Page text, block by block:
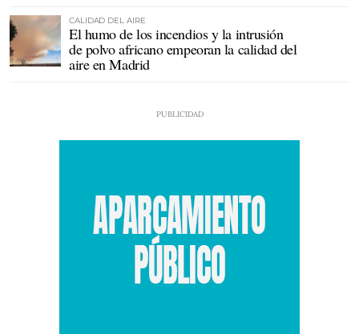
CALIDAD DEL AIRE
El humo de los incendios y la intrusión
de polvo africano empeoran la calidad del
aire en Madrid